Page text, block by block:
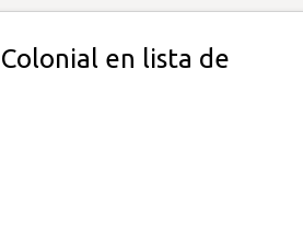
en lista de